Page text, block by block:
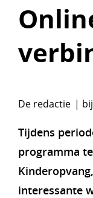
De redactie
Tijdens
programma
interessante